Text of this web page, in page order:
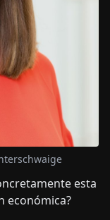
esta
económica?